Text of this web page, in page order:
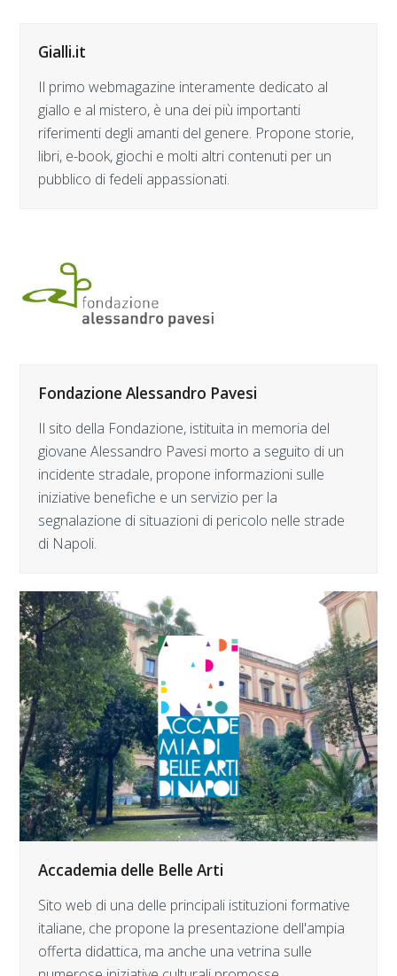
Gialli.it
Il primo webmagazine interamente dedicato al
giallo e al mistero, è una dei più importanti
riferimenti degli amanti del genere. Propone storie,
libri, e-book, giochi e molti altri contenuti per un
pubblico di fedeli appassionati.
Fondazione Alessandro Pavesi
Il sito della Fondazione, istituita in memoria del
giovane Alessandro Pavesi morto a seguito di un
incidente stradale, propone informazioni sulle
iniziative benefiche e un servizio per la
segnalazione di situazioni di pericolo nelle strade
di Napoli.
Accademia delle Belle Arti
Sito web di una delle principali istituzioni formative
italiane, che propone la presentazione dell'ampia
offerta didattica, ma anche una vetrina sulle